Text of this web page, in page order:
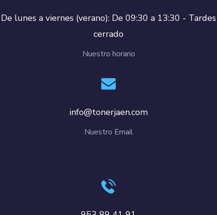
De lunes a viernes (verano): De 09:30 a 13:30 - Tardes
cerrado
Nuestro horario
info@tonerjaen.com
Nuestro Email